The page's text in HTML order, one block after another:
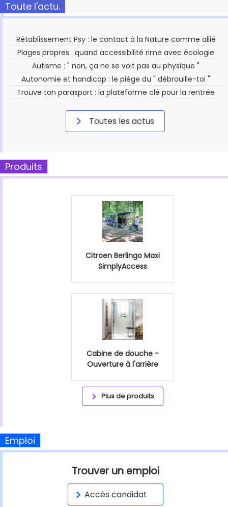
Toute l'actu.
Rétablissement Psy : le contact à la Nature comme allié
Plages propres : quand accessibilité rime avec écologie
Autisme : " non, ça ne se voit pas au physique "
Autonomie et handicap : le piège du " débrouille-toi "
Trouve ton parasport : la plateforme clé pour la rentrée
Toutes les actus
Produits
Citroen Berlingo Maxi
SimplyAccess
Cabine de douche -
Ouverture à l'arrière
Plus de produits
Emploi
Trouver un emploi
Accès candidat